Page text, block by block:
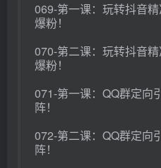
069-第一课：玩转抖音
爆粉！
070-第二课：玩转抖音
爆粉！
071-第一课：QQ群定向
阵！
072-第二课：QQ群定向
阵！